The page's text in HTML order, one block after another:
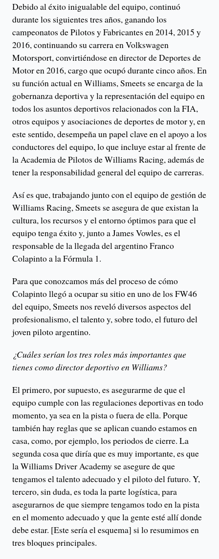
Debido al éxito inigualable del equipo, continuó
durante los siguientes tres años, ganando los
campeonatos de Pilotos y Fabricantes en 2014, 2015 y
2016, continuando su carrera en Volkswagen
Motorsport, convirtiéndose en director de Deportes de
Motor en 2016, cargo que ocupó durante cinco años. En
su función actual en Williams, Smeets se encarga de la
gobernanza deportiva y la representación del equipo en
todos los asuntos deportivos relacionados con la FIA,
otros equipos y asociaciones de deportes de motor y, en
este sentido, desempeña un papel clave en el apoyo a los
conductores del equipo, lo que incluye estar al frente de
la Academia de Pilotos de Williams Racing, además de
tener la responsabilidad general del equipo de carreras.
Así es que, trabajando junto con el equipo de gestión de
Williams Racing, Smeets se asegura de que existan la
cultura, los recursos y el entorno óptimos para que el
equipo tenga éxito y, junto a James Vowles, es el
responsable de la llegada del argentino Franco
Colapinto a la Fórmula 1.
Para que conozcamos más del proceso de cómo
Colapinto llegó a ocupar su sitio en uno de los FW46
del equipo, Smeets nos reveló diversos aspectos del
profesionalismo, el talento y, sobre todo, el futuro del
joven piloto argentino.
¿Cuáles serían los tres roles más importantes que
tienes como director deportivo en Williams?
El primero, por supuesto, es asegurarme de que el
equipo cumple con las regulaciones deportivas en todo
momento, ya sea en la pista o fuera de ella. Porque
también hay reglas que se aplican cuando estamos en
casa, como, por ejemplo, los periodos de cierre. La
segunda cosa que diría que es muy importante, es que
la Williams Driver Academy se asegure de que
tengamos el talento adecuado y el piloto del futuro. Y,
tercero, sin duda, es toda la parte logística, para
asegurarnos de que siempre tengamos todo en la pista
en el momento adecuado y que la gente esté allí donde
debe estar. [Este sería el esquema] si lo resumimos en
tres bloques principales.